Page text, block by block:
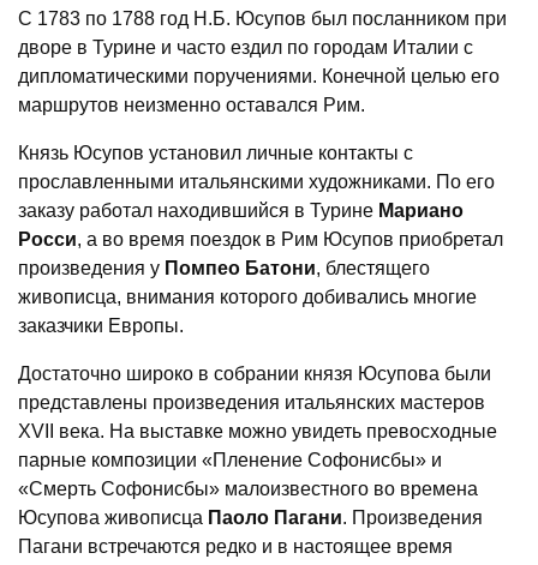
С 1783 по 1788 год Н.Б. Юсупов был посланником при
дворе в Турине и часто ездил по городам Италии с
дипломатическими поручениями. Конечной целью его
маршрутов неизменно оставался Рим.
Князь Юсупов установил личные контакты с
прославленными итальянскими художниками. По его
заказу работал находившийся в Турине Мариано
Росси, а во время поездок в Рим Юсупов приобретал
произведения у Помпео Батони, блестящего
живописца, внимания которого добивались многие
заказчики Европы.
Достаточно широко в собрании князя Юсупова были
представлены произведения итальянских мастеров
XVII века. На выставке можно увидеть превосходные
парные композиции «Пленение Софонисбы» и
«Смерть Софонисбы» малоизвестного во времена
Юсупова живописца Паоло Пагани. Произведения
Пагани встречаются редко и в настоящее время